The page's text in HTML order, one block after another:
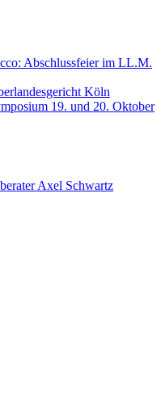
Abschlussfeier im LL.M.
Köln
19. und 20. Oktober
Axel Schwartz